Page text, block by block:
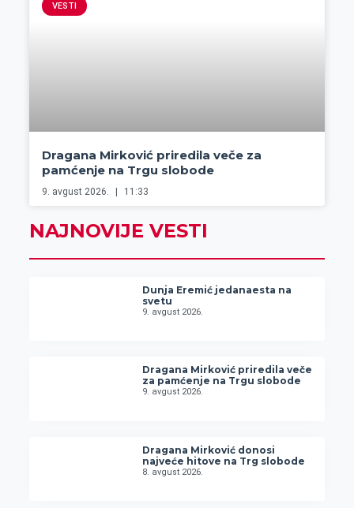
VESTI
Dragana Mirković priredila veče za
pamćenje na Trgu slobode
9. avgust 2026. 11:33
NAJNOVIJE VESTI
Dunja Eremić jedanaesta na
svetu
9. avgust 2026.
Dragana Mirković priredila veče
za pamćenje na Trgu slobode
9. avgust 2026.
Dragana Mirković donosi
najveće hitove na Trg slobode
8. avgust 2026.